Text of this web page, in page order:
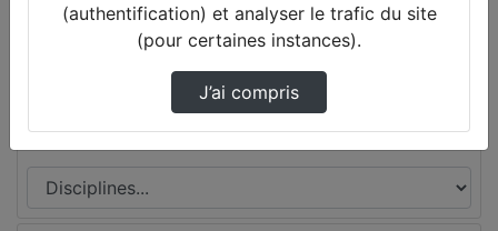
Thèmes de Collège IRENE JOLIOT-
Disciplines
(authentification) et analyser le trafic du site
(pour certaines instances).
J’ai compris